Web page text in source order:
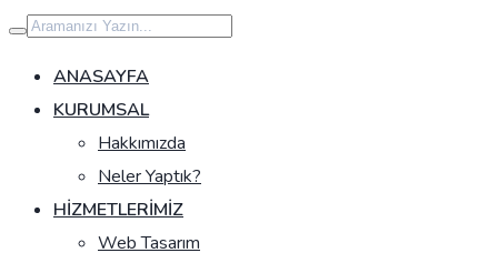
İçeriğe
geç
ANASAYFA
KURUMSAL
Hakkımızda
Neler Yaptık?
HIZMETLERIMIZ
Web Tasarım